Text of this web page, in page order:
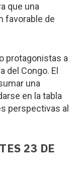
que una
favorable de
protagonistas a
del Congo. El
una
en la tabla
perspectivas al
23 DE